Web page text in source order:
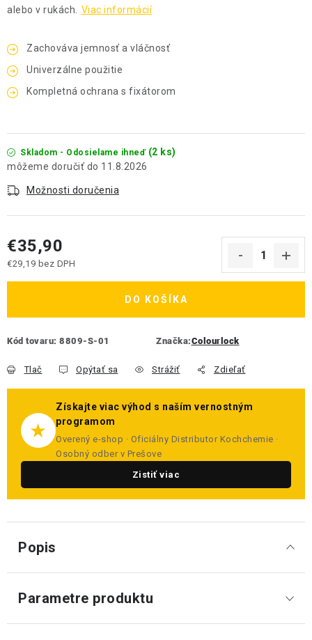
alebo v rukách.
Viac informácií
Zachováva jemnosť a vláčnosť
Univerzálne použitie
Kompletná ochrana s fixátorom
Skladom - Odosielame ihneď (2 ks)
11.8.2026
Možnosti doručenia
€35,90
€29,19 bez DPH
DO KOŠÍKA
Kód tovaru: 8809-S-01 Značka:Colourlock
Tlač Opýtať sa Strážiť Zdieľať
★
Získajte viac výhod s naším vernostným
programom
Overený e-shop · Oficiálny Distributor Kochchemie ·
Osobný odber v Prešove
Zistiť viac
Popis
Parametre produktu